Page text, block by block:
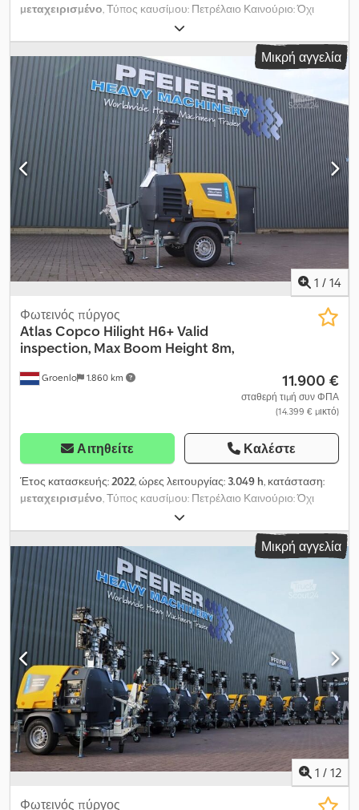
μεταχειρισμένο , Τύπος καυσίμου: Πετρέλαιο Καινούριο: Όχι
Dedpfxjy Evm Re Ahljwa Χρήση: Κατασκευές Μάρκα κινητήρα:
Kubota Διαστάσεις χώρου φόρτωσης: 209 x 129 x 250 εκ
Σειριακός αριθμός: ESF208509 Επικοινωνήστε με την PFEIFER
GROUP για περισσότερες πληροφορίες.
Μικρή αγγελία
1 / 14
Groenlo 1.860 km
Φωτεινός πύργος
Atlas Copco Hilight H6+ Valid
inspection, Max Boom Height 8m,
11.900 €
σταθερή τιμή συν ΦΠΑ
(14.399 € μικτό)
Αιτηθείτε Καλέστε
Έτος κατασκευής:2022, ώρες λειτουργίας: 3.049 h, κατάσταση:
μεταχειρισμένο, Τύπος καυσίμου: Πετρέλαιο Καινούριο: Όχι
Dedpfx Ahsy Evmwslswa Χρήση: Κατασκευές Μάρκα κινητήρα:
Kubota Διαστάσεις χώρου φόρτωσης: 209 x 129 x 250 εκ.
Σειριακός αριθμός: ESF208613 Επικοινωνήστε με την PFEIFER
GROUP για περισσότερες πληροφορίες.
Μικρή αγγελία
1 / 12
Φωτεινός πύργος